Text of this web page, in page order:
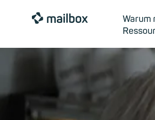
mailbox Warum